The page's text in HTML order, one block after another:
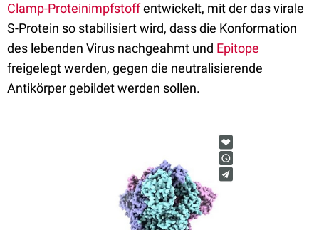
Clamp-Proteinimpfstoffentwickelt, mit der das virale
S-Protein so stabilisiert wird, dass die Konformation
des lebenden Virus nachgeahmt und Epitope
freigelegt werden, gegen die neutralisierende
Antikörper gebildet werden sollen.